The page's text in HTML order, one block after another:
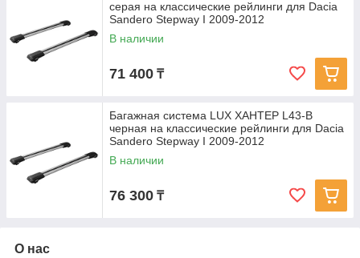
серая на классические рейлинги для Dacia
Sandero Stepway I 2009-2012
В наличии
71 400 ₸
Багажная система LUX ХАНТЕР L43-B
черная на классические рейлинги для Dacia
Sandero Stepway I 2009-2012
В наличии
76 300 ₸
О нас